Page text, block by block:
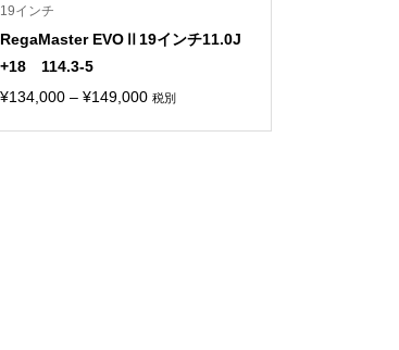
19インチ
RegaMaster EVOⅡ19インチ11.0J
+18 114.3-5
¥134,000 – ¥149,000価税別